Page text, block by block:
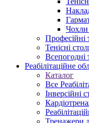
Чохли
Професійні
Тенісні
Всепогодні
Реабілітаційне
Каталог
Все
Інверсійні
Тренажери